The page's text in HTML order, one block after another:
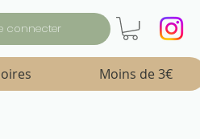
connecter
Moins de 3€